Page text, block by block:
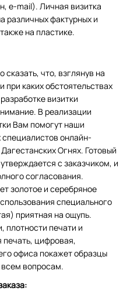
e-mail). Личная визитка
различных фактурных и
на пластике.
что, взглянув на
при каких обстоятельствах
визитки
В реализации
Вам помогут наши
онлайн-
Огнях. Готовый
с заказчиком, и
согласования.
золотое и серебряное
специального
приятная на ощупь.
плотности печати и
цифровая,
офиса покажет образцы
всем вопросам.